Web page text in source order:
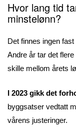
Hvor lang tid
minstelønn?
Det finnes ingen
Andre år tar det
skille mellom årets
I 2023 gikk det
byggsatser vedtatt
vårens justeringer.